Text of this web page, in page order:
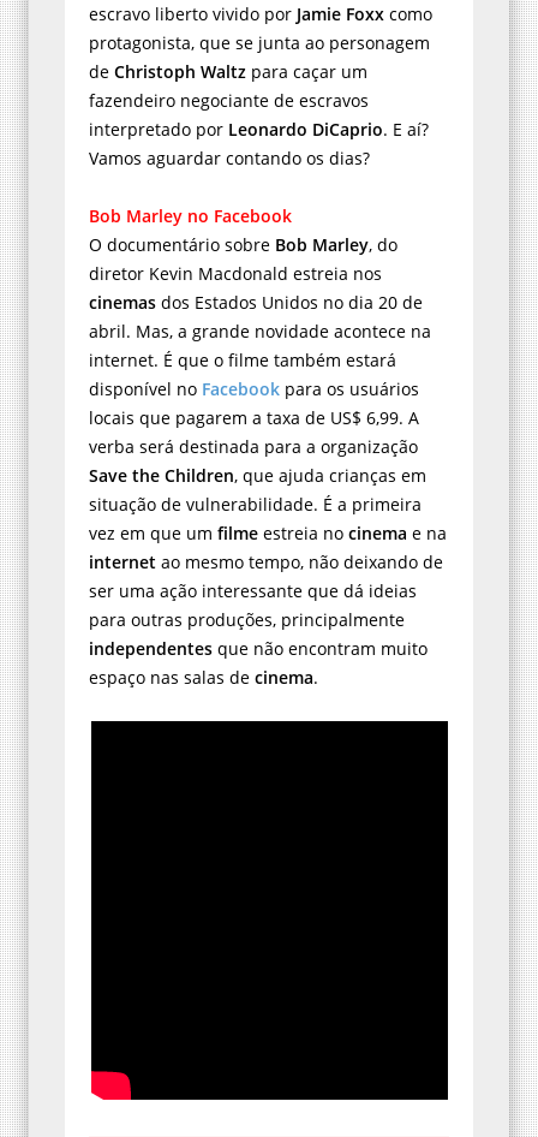
escravo liberto vivido por Jamie Foxx como
protagonista, que se junta ao personagem
de Christoph Waltz para caçar um
fazendeiro negociante de escravos
interpretado por Leonardo DiCaprio. E aí?
Vamos aguardar contando os dias?
Bob Marley no Facebook
O documentário sobre Bob Marley, do
diretor Kevin Macdonald estreia nos
cinemas dos Estados Unidos no dia 20 de
abril. Mas, a grande novidade acontece na
internet. É que o filme também estará
disponível no Facebook para os usuários
locais que pagarem a taxa de US$ 6,99. A
verba será destinada para a organização
Save the Children, que ajuda crianças em
situação de vulnerabilidade. É a primeira
vez em que um filme estreia no cinema e na
internet ao mesmo tempo, não deixando de
ser uma ação interessante que dá ideias
para outras produções, principalmente
independentes que não encontram muito
espaço nas salas de cinema.